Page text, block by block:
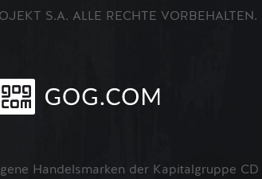
S.A. ALLE RECHTE VORBEHALTEN.
Handelsmarken der Kapitalgruppe CD